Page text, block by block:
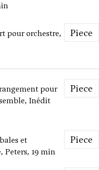
pour orchestre,
Piece
pour
Inédit
Piece
et
Peters, 19 min
Piece